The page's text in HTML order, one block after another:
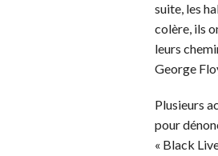
suite, les
colère, ils
leurs
George
Plusieurs
pour
« Black